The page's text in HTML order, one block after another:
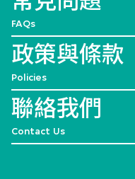
FAQs
政策與條款
Policies
聯絡我們
Contact Us